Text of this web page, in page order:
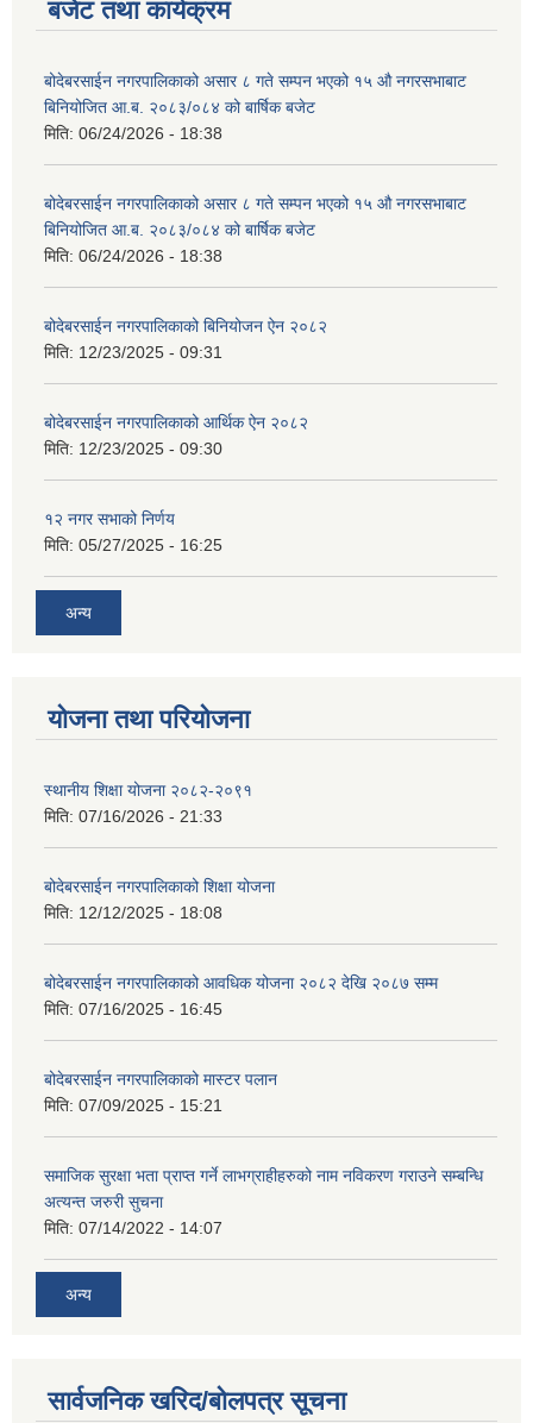
बजेट तथा कार्यक्रम
बोदेबरसाईन नगरपालिकाको असार ८ गते सम्पन भएको १५ ‍‍‍औ नगरसभाबाट
बिनियोजित आ.ब. २०८३/०८४ को बार्षिक बजेट
मिति: 06/24/2026 - 18:38
बोदेबरसाईन नगरपालिकाको असार ८ गते सम्पन भएको १५ ‍‍‍औ नगरसभाबाट
बिनियोजित आ.ब. २०८३/०८४ को बार्षिक बजेट
मिति: 06/24/2026 - 18:38
बोदेबरसाईन नगरपालिकाको बिनियोजन ऐन २०८२
मिति: 12/23/2025 - 09:31
बोदेबरसाईन नगरपालिकाको आर्थिक ऐन २०८२
मिति: 12/23/2025 - 09:30
१२ नगर सभाको निर्णय
मिति: 05/27/2025 - 16:25
अन्य
योजना तथा परियोजना
स्थानीय शिक्षा योजना २०८२-२०९१
मिति: 07/16/2026 - 21:33
बोदेबरसाईन नगरपालिकाको शिक्षा योजना
मिति: 12/12/2025 - 18:08
बोदेबरसाईन नगरपालिकाको आवधिक योजना २०८२ देखि २०८७ सम्म
मिति: 07/16/2025 - 16:45
बोदेबरसाईन नगरपालिकाको मास्टर पलान
मिति: 07/09/2025 - 15:21
समाजिक सुरक्षा भता प्राप्त गर्ने लाभग्राहीहरुको नाम नविकरण गराउने सम्बन्धि
अत्यन्त जरुरी सुचना
मिति: 07/14/2022 - 14:07
अन्य
सार्वजनिक खरिद/बोलपत्र सूचना